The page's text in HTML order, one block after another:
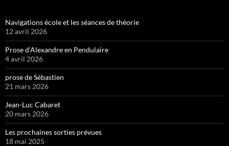
Navigations école et les séances de théorie
12 avril 2026
Prose d’Alexandre en Pendulaire
4 avril 2026
prose de Sébastien
21 mars 2026
Jean-Luc Cabaret
20 mars 2026
Les prochaines sorties prévues
18 mai 2025